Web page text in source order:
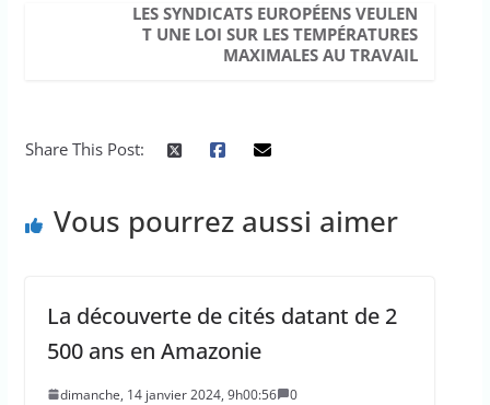
LES SYNDICATS EUROPÉENS VEULEN
T UNE LOI SUR LES TEMPÉRATURES
MAXIMALES AU TRAVAIL
Share This Post:
Vous pourrez aussi aimer
La découverte de cités datant de 2
500 ans en Amazonie
dimanche, 14 janvier 2024, 9h00:56 0